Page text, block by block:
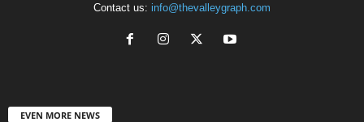
Contact us: info@thevalleygraph.com
EVEN MORE NEWS